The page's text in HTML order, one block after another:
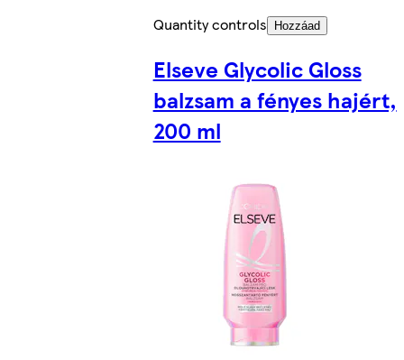
Quantity controls
Hozzáad
Elseve Glycolic Gloss
balzsam a fényes hajért,
200 ml